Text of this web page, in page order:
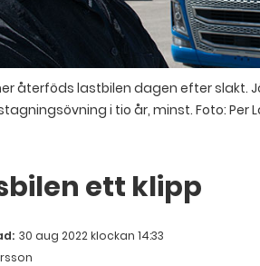
återföds lastbilen dagen efter slakt.
i tio år, minst. Foto: Per
ett klipp
30 aug 2022 klockan 14:33